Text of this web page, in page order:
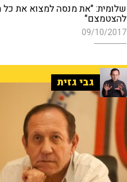
שלומית: "את מנסה למצוא את כל
להצטמצם"
09/10/2017
גבי גזית